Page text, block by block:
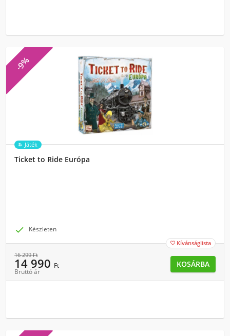
-9%
Játék
Ticket to Ride Európa
 Készleten
 Kívánságlista
16 299Ft
14 990 Ft
Bruttó ár
KOSÁRBA